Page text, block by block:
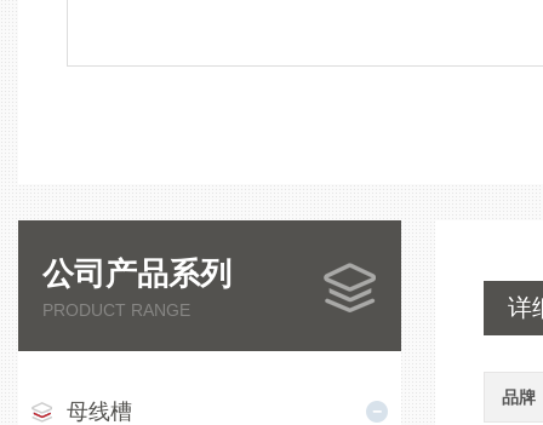
公司产品系列
PRODUCT RANGE
母线槽
详
品牌